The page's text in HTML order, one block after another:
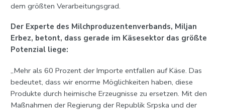
dem größten Verarbeitungsgrad.
Der Experte des Milchproduzentenverbands, Miljan
Erbez, betont, dass gerade im Käsesektor das größte
Potenzial liege:
„Mehr als 60 Prozent der Importe entfallen auf Käse. Das
bedeutet, dass wir enorme Möglichkeiten haben, diese
Produkte durch heimische Erzeugnisse zu ersetzen. Mit den
Maßnahmen der Regierung der Republik Srpska und der